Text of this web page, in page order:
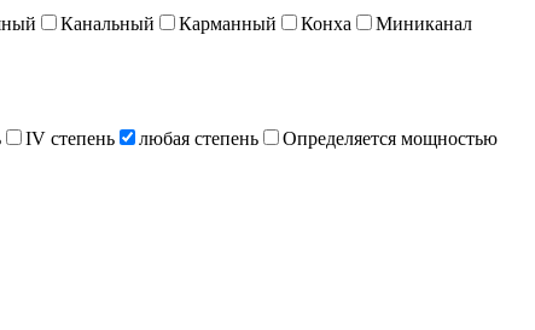
Канальный Карманный Конха
Миниканал
IV степень любая степень
Определяется мощностью